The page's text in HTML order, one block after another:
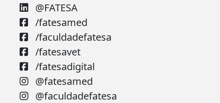
@FATESA
/fatesamed
/faculdadefatesa
/fatesavet
/fatesadigital
@fatesamed
@faculdadefatesa